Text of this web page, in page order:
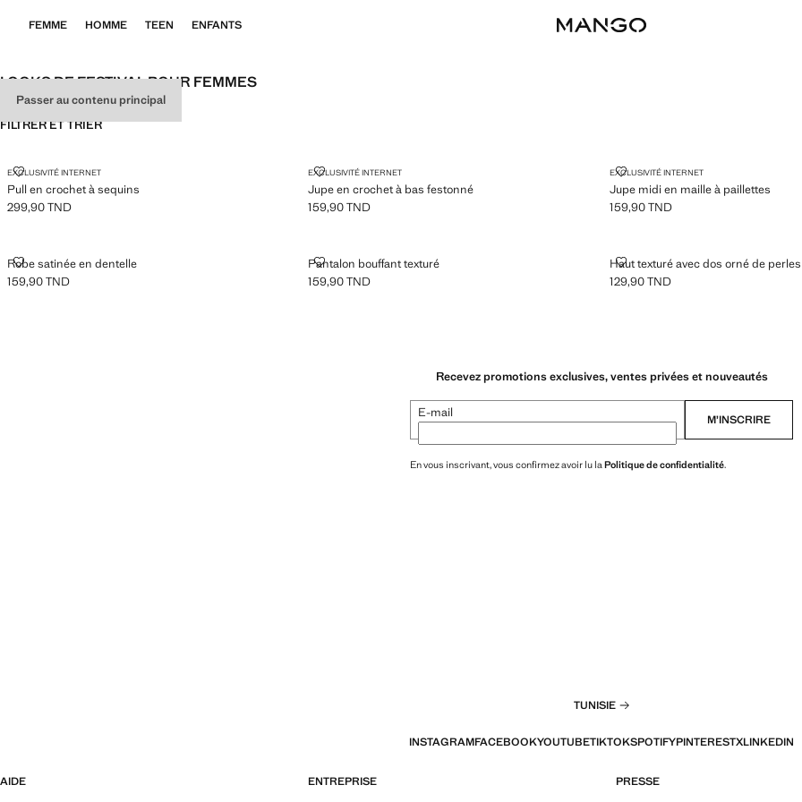
Passer au contenu principal
FEMME HOMME TEEN ENFANTS
LOOKS DE FESTIVAL POUR FEMMES
FILTRER ET TRIER
EXCLUSIVITÉ INTERNET
Pull en crochet à sequins
PULL EN CROCHET À SEQUINS
Prix actuel [299,90 TND ]
299,90 TND
EXCLUSIVITÉ INTERNET
Jupe en crochet à bas festonné
JUPE EN CROCHET À BAS FESTONNÉ
Prix actuel [159,90 TND ]
159,90 TND
EXCLUSIVITÉ INTERNET
Jupe midi en maille à paillettes
JUPE MIDI EN MAILLE À
Prix actuel [159,90 TND ]
159,90 TND
Robe satinée en dentelle
ROBE SATINÉE EN DENTELLE
Prix actuel [159,90 TND ]
159,90 TND
Pantalon bouffant texturé
PANTALON BOUFFANT TEXTURÉ
Prix actuel [159,90 TND ]
159,90 TND
Haut texturé avec dos orné de perles
HAUT TEXTURÉ AVEC DOS ORNÉ
Prix actuel [129,90 TND ]
129,90 TND
Recevez promotions exclusives, ventes privées et nouveautés
E-mail M’INSCRIRE
En vous inscrivant, vous confirmez avoir lu laPolitique de confidentialité.
TUNISIE
INSTAGRAMFACEBOOKYOUTUBETIKTOKSPOTIFYPINTERESTXLINKEDIN
AIDE ENTREPRISE PRESSE